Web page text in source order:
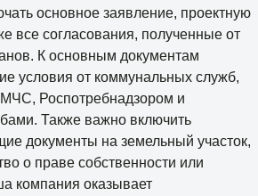
основное заявление, проектную
все согласования, полученные от
К основным документам
условия от коммунальных служб,
МЧС, Роспотребнадзором и
Также важно включить
документы на земельный участок,
о праве собственности или
компания оказывает